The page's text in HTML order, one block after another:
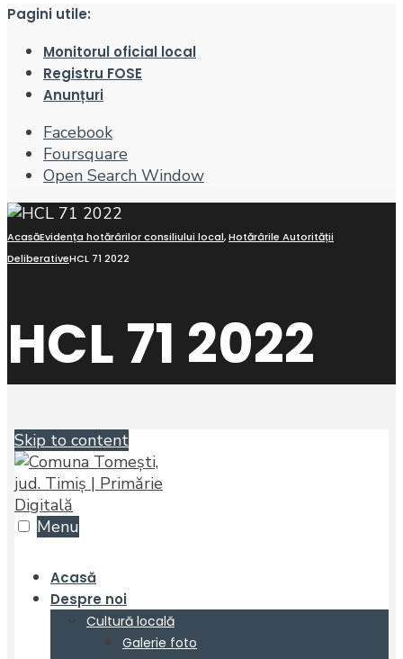
Pagini utile:
Monitorul oficial local
Registru FOSE
Anunțuri
Facebook
Foursquare
Open Search Window
AcasăEvidența hotărârilor consiliului local,Hotărârile Autorității
DeliberativeHCL 71 2022
HCL 71 2022